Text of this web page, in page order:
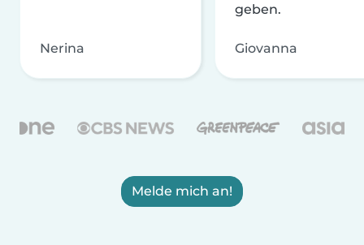
Nerina
geben.
Giovanna
Melde mich an!